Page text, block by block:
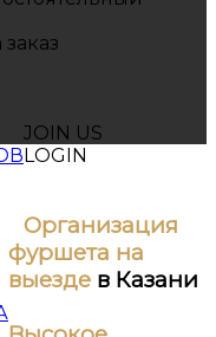
JOIN US
LOGIN
Организация
фуршета на
выезде в Казани